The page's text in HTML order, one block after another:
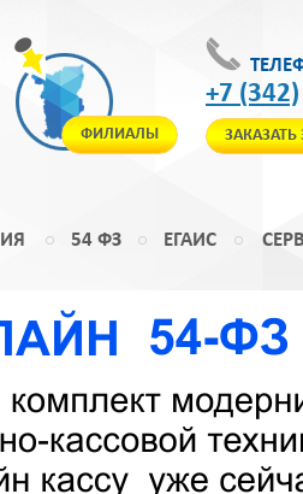
+7 (342)
ФИЛИАЛЫ
54 ФЗ ЕГАИС